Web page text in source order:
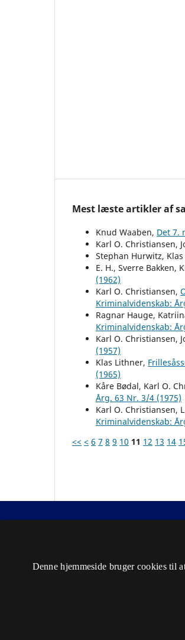
Mest læste artikler af
Knud Waaben, Det 7.
Karl O. Christiansen,
Stephan Hurwitz,
E. H., Sverre Bakken,
(1962)
Karl O. Christiansen,
Kriminalvidenskab:
Ragnar Hauge,
Kriminalvidenskab:
Karl O. Christiansen,
(1957)
Klas Lithner,
(1965)
Kåre Bødal, Karl O.
Årg. 63 Nr. 3/4 (1975)
Karl O. Christiansen,
Kriminalvidenskab:
<< < 6 7 8 9 10 11 12 13 14
Nordisk Tidsskrift for
ISSN 2446-3051 (Online)
Denne hjemmeside bruger cookies til